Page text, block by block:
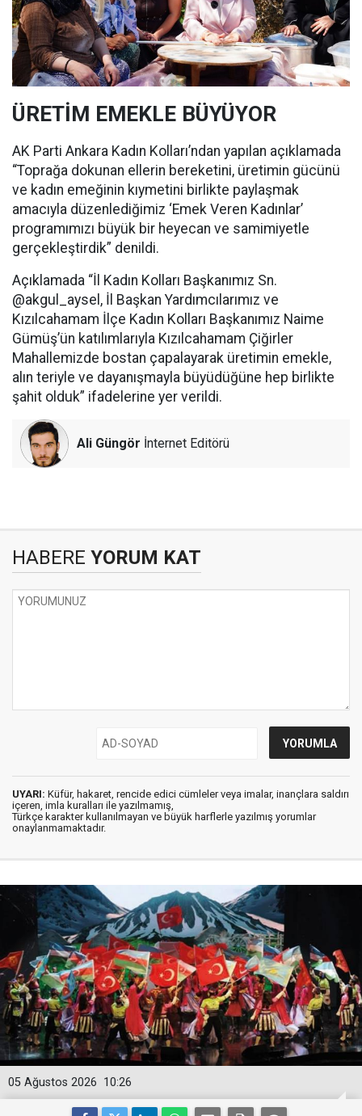
ÜRETİM EMEKLE BÜYÜYOR
AK Parti Ankara Kadın Kolları’ndan yapılan açıklamada
“Toprağa dokunan ellerin bereketini, üretimin gücünü
ve kadın emeğinin kıymetini birlikte paylaşmak
amacıyla düzenlediğimiz ‘Emek Veren Kadınlar’
programımızı büyük bir heyecan ve samimiyetle
gerçekleştirdik” denildi.
Açıklamada “İl Kadın Kolları Başkanımız Sn.
@akgul_aysel, İl Başkan Yardımcılarımız ve
Kızılcahamam İlçe Kadın Kolları Başkanımız Naime
Gümüş’ün katılımlarıyla Kızılcahamam Çiğirler
Mahallemizde bostan çapalayarak üretimin emekle,
alın teriyle ve dayanışmayla büyüdüğüne hep birlikte
şahit olduk” ifadelerine yer verildi.
Ali Güngör İnternet Editörü
HABERE YORUM KAT
UYARI: Küfür, hakaret, rencide edici cümleler veya imalar, inançlara saldırı
içeren, imla kuralları ile yazılmamış,
Türkçe karakter kullanılmayan ve büyük harflerle yazılmış yorumlar
onaylanmamaktadır.
10:26
05 Ağustos 2026